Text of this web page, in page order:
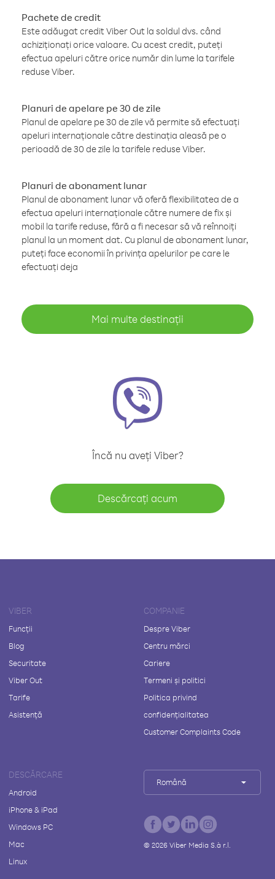
Pachete de credit
Este adăugat credit Viber Out la soldul dvs. când
achiziționați orice valoare. Cu acest credit, puteți
efectua apeluri către orice număr din lume la tarifele
reduse Viber.
Planuri de apelare pe 30 de zile
Planul de apelare pe 30 de zile vă permite să efectuați
apeluri internaționale către destinația aleasă pe o
perioadă de 30 de zile la tarifele reduse Viber.
Planuri de abonament lunar
Planul de abonament lunar vă oferă flexibilitatea de a
efectua apeluri internaționale către numere de fix și
mobil la tarife reduse, fără a fi necesar să vă reînnoiți
planul la un moment dat. Cu planul de abonament lunar,
puteți face economii în privința apelurilor pe care le
efectuați deja
Mai multe destinații
Încă nu aveți Viber?
Descărcați acum
VIBER
Funcții
Blog
Securitate
Viber Out
Tarife
Asistență
COMPANIE
Despre Viber
Centru mărci
Cariere
Termeni și politici
Politica privind
confidențialitatea
Customer Complaints Code
DESCĂRCARE
Android
iPhone & iPad
Windows PC
Mac
Linux
Română
© 2026Viber Media S.à r.l.